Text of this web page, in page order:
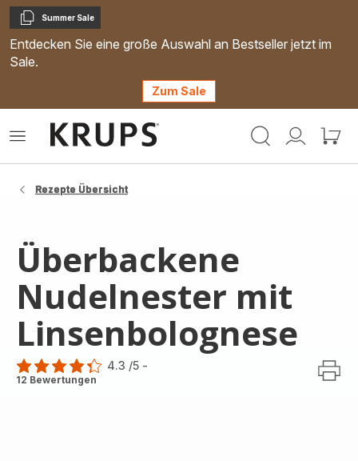
Kopieren
Summer Sale
Entdecken Sie eine große Auswahl an Bestseller jetzt im
Sale.
Zum Sale
Mein
Mein
Das
Rezepte Übersicht
Überbackene
Nudelnester mit
Linsenbolognese
ratings.4.3
4.3 /5 -
12 Bewertungen